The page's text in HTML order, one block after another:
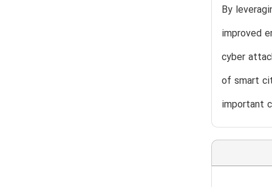
By
improved
cyber
of smart
important